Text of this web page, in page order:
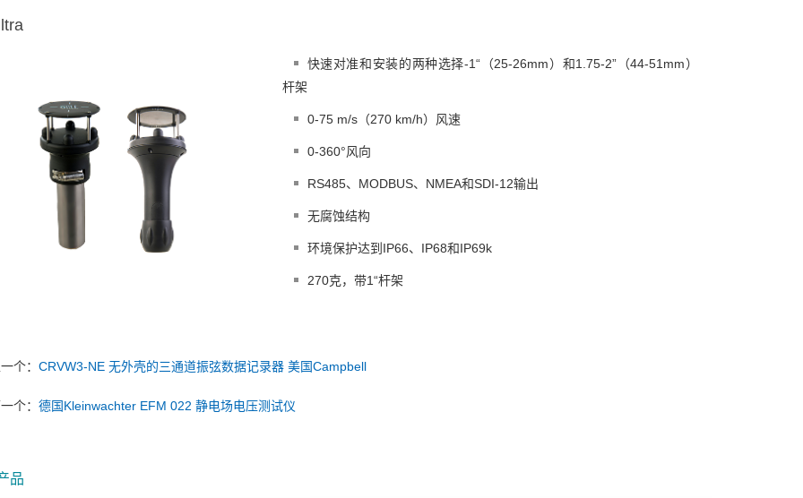
快速对准和安装的两种选择-1“（25-26mm）和1.75-2”（44-51mm）
杆架
0-75 m/s（270 km/h）风速
0-360°风向
RS485、MODBUS、NMEA和SDI-12输出
无腐蚀结构
环境保护达到IP66、IP68和IP69k
270克，带1“杆架
一个： CRVW3-NE 无外壳的三通道振弦数据记录器 美国Campbell
个： 德国Kleinwachter EFM 022 静电场电压测试仪
品